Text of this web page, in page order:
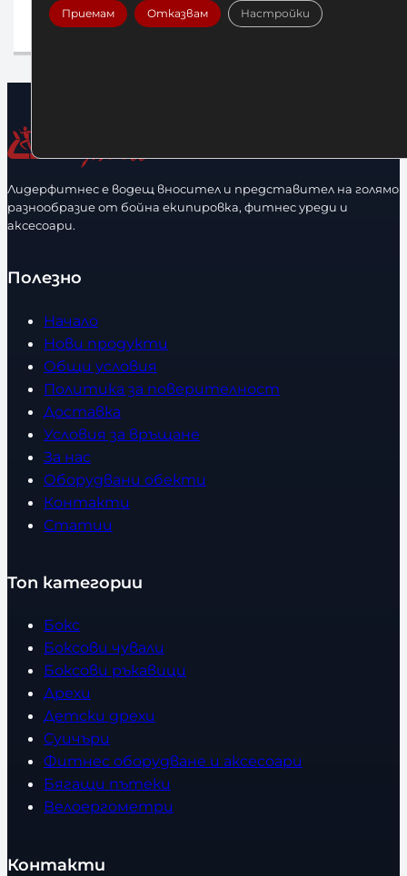
Добавяне в количката
Лидерфитнес е водещ вносител и представител на голямо
разнообразие от бойна екипировка, фитнес уреди и
аксесоари.
Полезно
Начало
Нови продукти
Общи условия
Политика за поверителност
Доставка
Условия за връщане
За нас
Оборудвани обекти
Контакти
Статии
Топ категории
Бокс
Боксови чували
Боксови ръкавици
Дрехи
Детски дрехи
Суичъри
Фитнес оборудване и аксесоари
Бягащи пътеки
Велоергометри
Контакти
Приемам Отказвам Настройки